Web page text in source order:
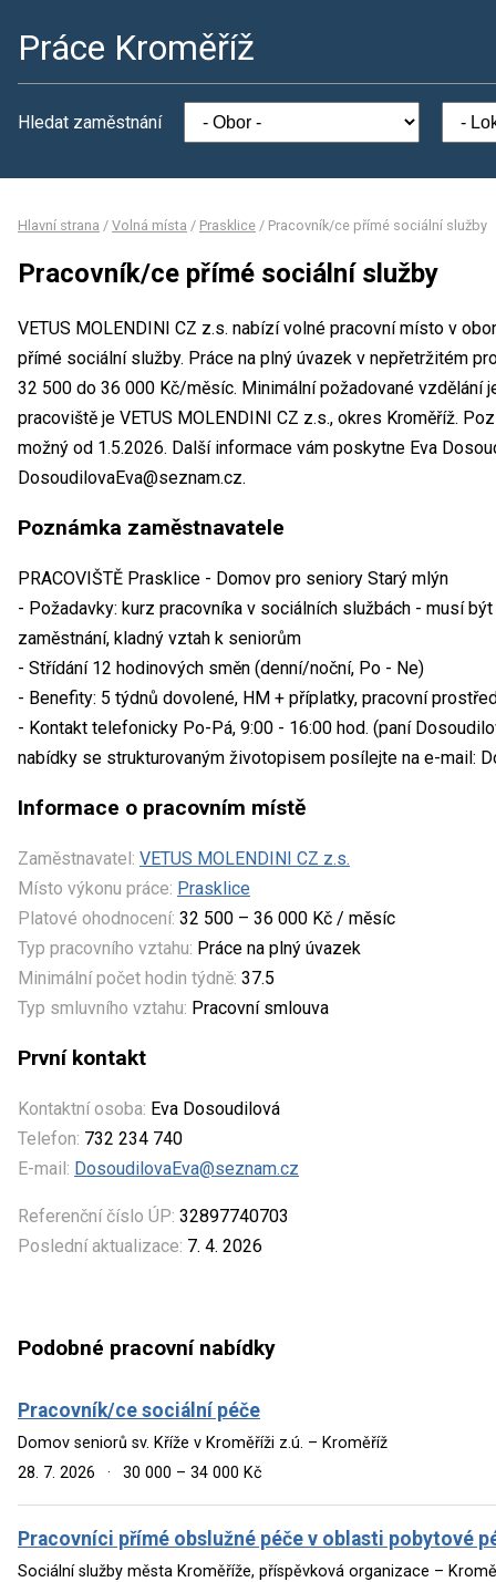
Práce Kroměříž
Hledat zaměstnání
Hlavní strana / Volná místa / Prasklice / Pracovník/ce přímé sociální služby
Pracovník/ce přímé sociální služby
VETUS MOLENDINI CZ z.s. nabízí volné pracovní místo v
přímé sociální služby. Práce na plný úvazek v nepřetržitém
32 500 do 36 000 Kč/měsíc. Minimální požadované vzdělání
pracoviště je VETUS MOLENDINI CZ z.s., okres Kroměříž.
možný od 1.5.2026. Další informace vám poskytne Eva
DosoudilovaEva@seznam.cz.
Poznámka zaměstnavatele
PRACOVIŠTĚ Prasklice - Domov pro seniory Starý mlýn
- Požadavky: kurz pracovníka v sociálních službách - musí
zaměstnání, kladný vztah k seniorům
- Střídání 12 hodinových směn (denní/noční, Po - Ne)
- Benefity: 5 týdnů dovolené, HM + příplatky, pracovní
- Kontakt telefonicky Po-Pá, 9:00 - 16:00 hod. (paní
nabídky se strukturovaným životopisem posílejte na e-mail:
Informace o pracovním místě
Zaměstnavatel: VETUS MOLENDINI CZ z.s.
Místo výkonu práce: Prasklice
Platové ohodnocení: 32 500 – 36 000 Kč / měsíc
Typ pracovního vztahu: Práce na plný úvazek
Minimální počet hodin týdně: 37.5
Typ smluvního vztahu: Pracovní smlouva
První kontakt
Kontaktní osoba: Eva Dosoudilová
Telefon: 732 234 740
E-mail: DosoudilovaEva@seznam.cz
Referenční číslo ÚP: 32897740703
Poslední aktualizace: 7. 4. 2026
Podobné pracovní nabídky
Pracovník/ce sociální péče
Domov seniorů sv. Kříže v Kroměříži z.ú. – Kroměříž
28. 7. 2026
· 30 000 – 34 000 Kč
Pracovníci přímé obslužné péče v oblasti pobytové
Sociální služby města Kroměříže, příspěvková organizace –